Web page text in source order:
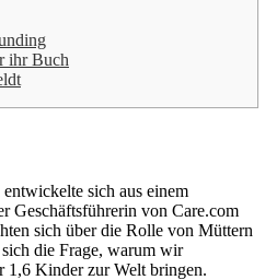
ihr Buch
sich aus einem
Geschäftsführerin von Care.com
sich über die Rolle von Müttern
die Frage, warum wir
1,6 Kinder zur Welt bringen.